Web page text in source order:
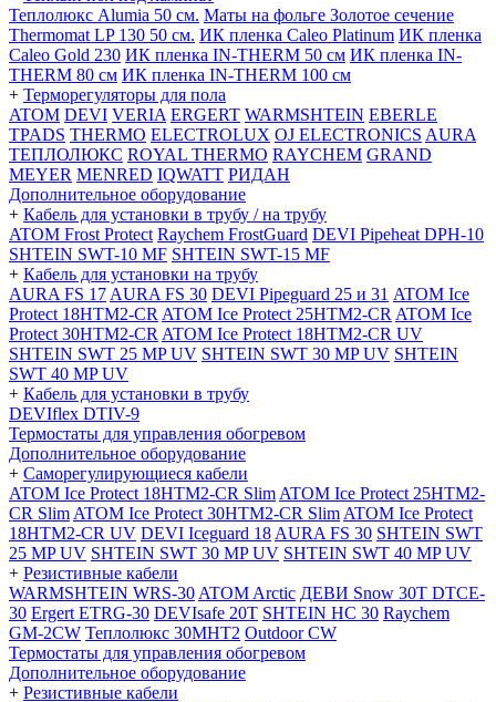
Теплолюкс Alumia 50 см. Маты на фольге Золотое сечение
Thermomat LP 130 50 cм. ИК пленка Caleo Platinum ИК пленка
Caleo Gold 230 ИК пленка IN-THERM 50 см ИК пленка IN-
THERM 80 см ИК пленка IN-THERM 100 см
+ Терморегуляторы для пола
ATOM DEVI VERIA ERGERT WARMSHTEIN EBERLE
TPADS THERMO ELECTROLUX OJ ELECTRONICS AURA
ТЕПЛОЛЮКС ROYAL THERMO RAYCHEM GRAND
MEYER MENRED IQWATT РИДАН
Дополнительное оборудование
+ Кабель для установки в трубу / на трубу
ATOM Frost Protect Raychem FrostGuard DEVI Pipeheat DPH-10
SHTEIN SWT-10 MF SHTEIN SWT-15 MF
+ Кабель для установки на трубу
AURA FS 17 AURA FS 30 DEVI Pipeguard 25 и 31 ATOM Ice
Protect 18HTM2-CR ATOM Ice Protect 25HTM2-CR ATOM Ice
Protect 30HTM2-CR ATOM Ice Protect 18HTM2-CR UV
SHTEIN SWT 25 MP UV SHTEIN SWT 30 MP UV SHTEIN
SWT 40 MP UV
+ Кабель для установки в трубу
DEVIflex DTIV-9
Термостаты для управления обогревом
Дополнительное оборудование
+ Саморегулирующиеся кабели
ATOM Ice Protect 18HTM2-CR Slim ATOM Ice Protect 25HTM2-
CR Slim ATOM Ice Protect 30HTM2-CR Slim ATOM Ice Protect
18HTM2-CR UV DEVI Iceguard 18 AURA FS 30 SHTEIN SWT
25 MP UV SHTEIN SWT 30 MP UV SHTEIN SWT 40 MP UV
+ Резистивные кабели
WARMSHTEIN WRS-30 ATOM Arctic ДЕВИ Snow 30T DTCE-
30 Ergert ETRG-30 DEVIsafe 20T SHTEIN HC 30 Raychem
GM-2CW Теплолюкс 30МНТ2 Outdoor CW
Термостаты для управления обогревом
Дополнительное оборудование
+ Резистивные кабели